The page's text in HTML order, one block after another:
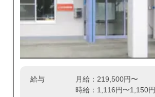
給与
月給：219,500円〜
時給：1,116円〜1,150円